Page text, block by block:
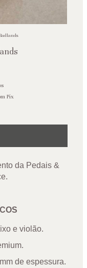
Pix
da Pedais &
.
e violão.
de espessura.